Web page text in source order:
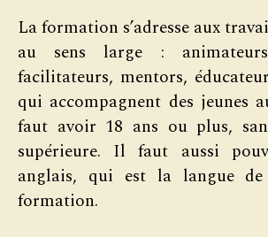
La formation s’adresse aux
au sens large :
facilitateurs, mentors,
qui accompagnent des jeunes
faut avoir 18 ans ou plus,
supérieure. Il faut aussi
anglais, qui est la langue
formation.